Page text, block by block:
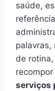
saúde,
palavras,
de
serviços